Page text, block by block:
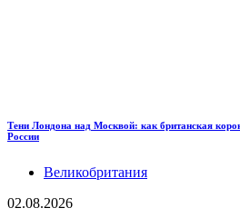
Тени Лондона над Москвой: как британская
России
Великобритания
02.08.2026